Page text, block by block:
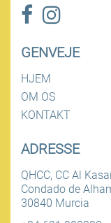
GENVEJE
HJEM
OM OS
KONTAKT
ADRESSE
QHCC, CC Al
Condado de
30840 Murcia